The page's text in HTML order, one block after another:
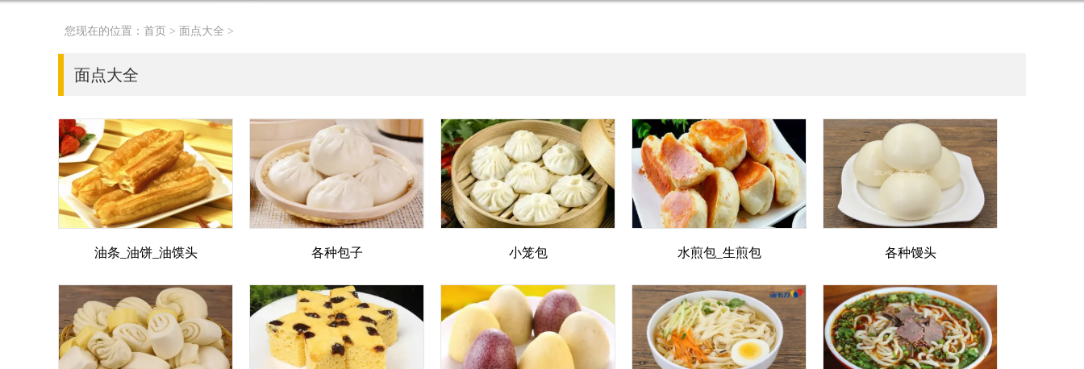
您现在的位置： 首页 > 面点大全 >
面点大全
油条_油饼_油馍头 各种包子 小笼包 水煎包_生煎包 各种馒头